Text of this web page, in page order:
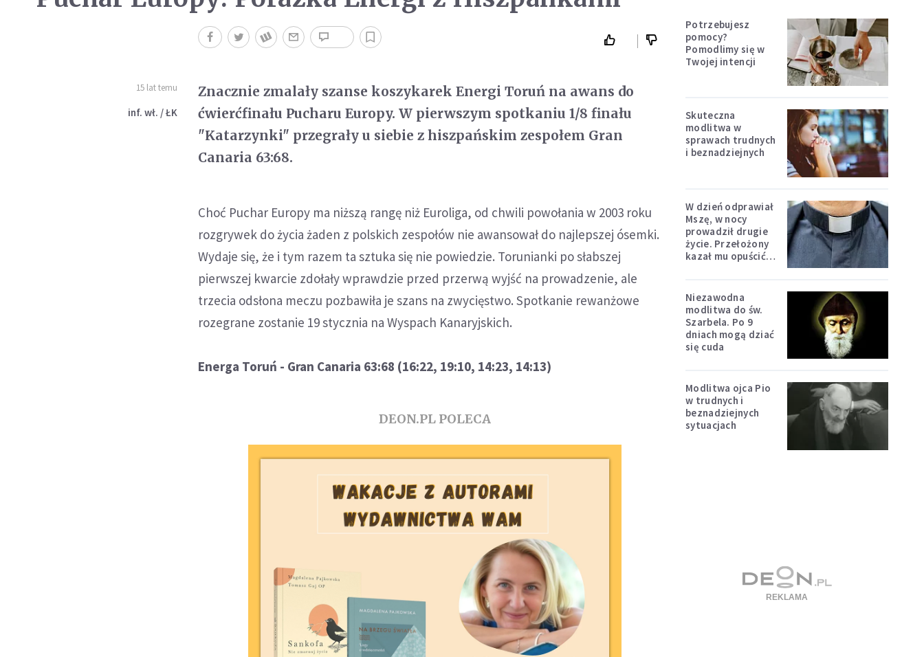
15 lat temu
inf. wł. / ŁK
Znacznie zmalały szanse koszykarek Energi Toruń na awans do
ćwierćfinału Pucharu Europy. W pierwszym spotkaniu 1/8 finału
"Katarzynki" przegrały u siebie z hiszpańskim zespołem Gran
Canaria 63:68.
Choć Puchar Europy ma niższą rangę niż Euroliga, od chwili powołania w 2003 roku
rozgrywek do życia żaden z polskich zespołów nie awansował do najlepszej ósemki.
Wydaje się, że i tym razem ta sztuka się nie powiedzie. Torunianki po słabszej
pierwszej kwarcie zdołały wprawdzie przed przerwą wyjść na prowadzenie, ale
trzecia odsłona meczu pozbawiła je szans na zwycięstwo. Spotkanie rewanżowe
rozegrane zostanie 19 stycznia na Wyspach Kanaryjskich.
Energa Toruń - Gran Canaria 63:68 (16:22, 19:10, 14:23, 14:13)
DEON.PL POLECA
Potrzebujesz
pomocy?
Pomodlimy się w
Twojej intencji
Skuteczna
modlitwa w
sprawach trudnych
i beznadziejnych
W dzień odprawiał
Mszę, w nocy
prowadził drugie
życie. Przełożony
kazał mu opuścić
Niezawodna
modlitwa do św.
Szarbela. Po 9
dniach mogą dziać
się cuda
Modlitwa ojca Pio
w trudnych i
beznadziejnych
sytuacjach